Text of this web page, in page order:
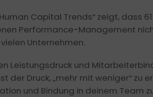
KI & Leadership
KI als FK und im Team clever einsetzen
Leadership Coaching
Mindful Leadership
Leadership Case Studies
Capital Trends“ zeigt, dass
Performance-Management
Unternehmen.
Leistungsdruck und
Druck, „mehr mit weniger“ zu
und Bindung in deinem Team